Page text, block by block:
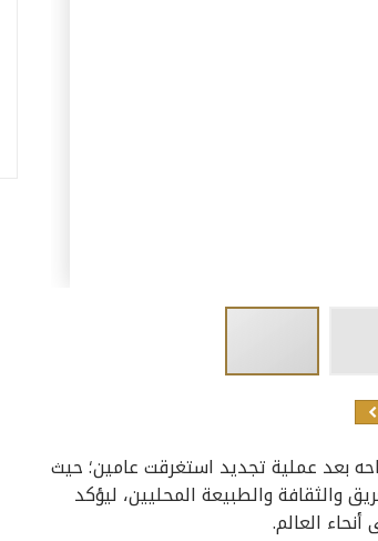
بعد عملية تجديد استغرقت عامين؛ حيث
والثقافة والطبيعة المحليين، ليؤكد
العالم.